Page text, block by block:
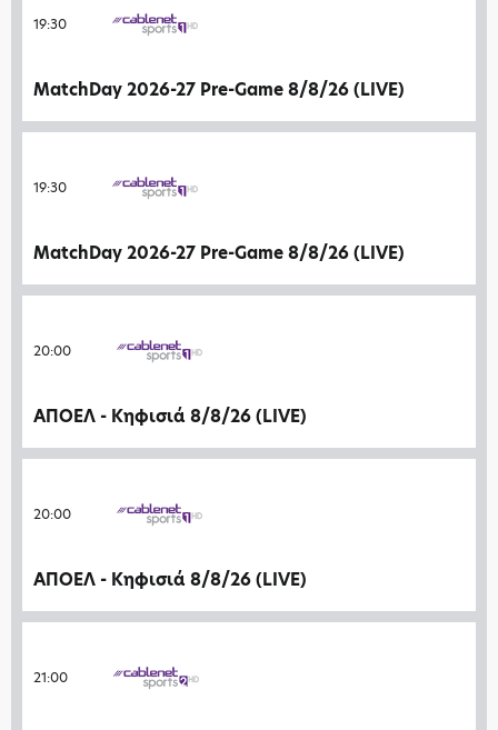
19:30
MatchDay 2026-27 Pre-Game 8/8/26 (LIVE)
19:30
MatchDay 2026-27 Pre-Game 8/8/26 (LIVE)
20:00
ΑΠΟΕΛ - Κηφισιά 8/8/26 (LIVE)
20:00
ΑΠΟΕΛ - Κηφισιά 8/8/26 (LIVE)
21:00